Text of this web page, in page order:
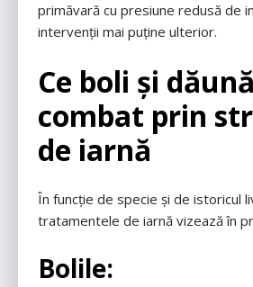
primăvară cu presiune redusă de
intervenții mai puține ulterior.
Ce boli și
combat prin
de iarnă
În funcție de specie și de istoricul
tratamentele de iarnă vizează în
Bolile: